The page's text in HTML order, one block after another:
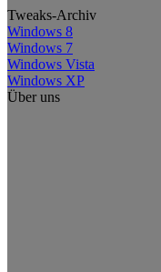
Tweaks-Archiv
Windows 8
Windows 7
Windows Vista
Windows XP
Über uns